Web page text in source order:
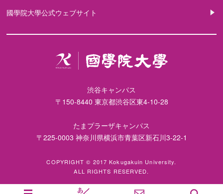
國學院大學公式ウェブサイト
渋谷キャンパス
〒150-8440 東京都渋谷区東4-10-28
たまプラーザキャンパス
〒225-0003 神奈川県横浜市青葉区新石川3-22-1
COPYRIGHT © 2017 Kokugakuin University.
ALL RIGHTS RESERVED.